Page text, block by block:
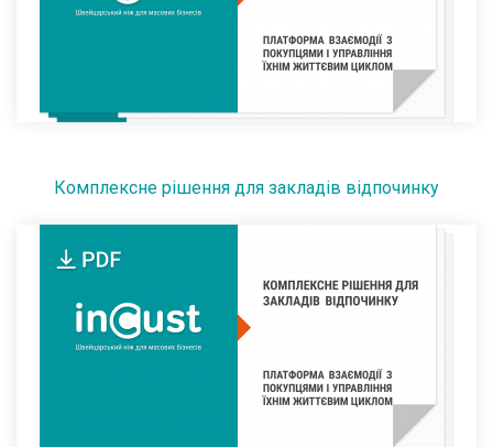
Комплексне рішення для закладів відпочинку